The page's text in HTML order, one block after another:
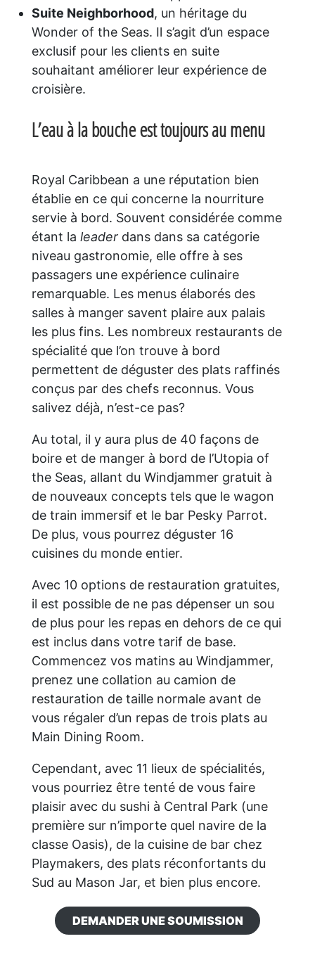
Suite Neighborhood, un héritage du
Wonder of the Seas. Il s’agit d’un espace
exclusif pour les clients en suite
souhaitant améliorer leur expérience de
croisière.
L’eau à la bouche est toujours au menu
Royal Caribbean a une réputation bien
établie en ce qui concerne la nourriture
servie à bord. Souvent considérée comme
étant la leaderdans dans sa catégorie
niveau gastronomie, elle offre à ses
passagers une expérience culinaire
remarquable. Les menus élaborés des
salles à manger savent plaire aux palais
les plus fins. Les nombreux restaurants de
spécialité que l’on trouve à bord
permettent de déguster des plats raffinés
conçus par des chefs reconnus. Vous
salivez déjà, n’est-ce pas?
Au total, il y aura plus de 40 façons de
boire et de manger à bord de l’Utopia of
the Seas, allant du Windjammer gratuit à
de nouveaux concepts tels que le wagon
de train immersif et le bar Pesky Parrot.
De plus, vous pourrez déguster 16
cuisines du monde entier.
Avec 10 options de restauration gratuites,
il est possible de ne pas dépenser un sou
de plus pour les repas en dehors de ce qui
est inclus dans votre tarif de base.
Commencez vos matins au Windjammer,
prenez une collation au camion de
restauration de taille normale avant de
vous régaler d’un repas de trois plats au
Main Dining Room.
Cependant, avec 11 lieux de spécialités,
vous pourriez être tenté de vous faire
plaisir avec du sushi à Central Park (une
première sur n’importe quel navire de la
classe Oasis), de la cuisine de bar chez
Playmakers, des plats réconfortants du
Sud au Mason Jar, et bien plus encore.
DEMANDER UNE SOUMISSION